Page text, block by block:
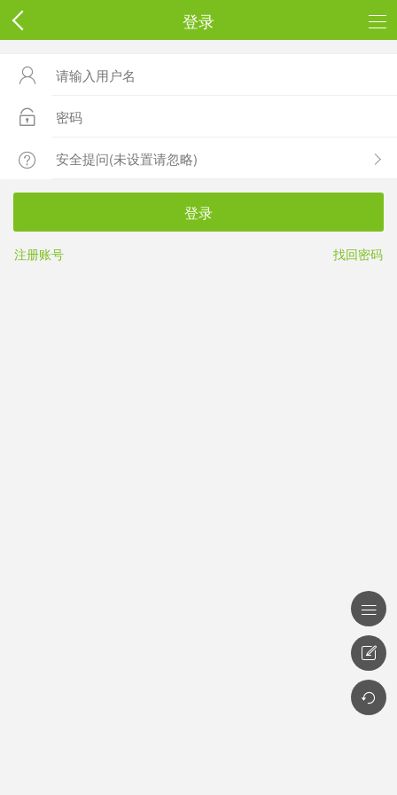
登录



登录
注册账号 找回密码


